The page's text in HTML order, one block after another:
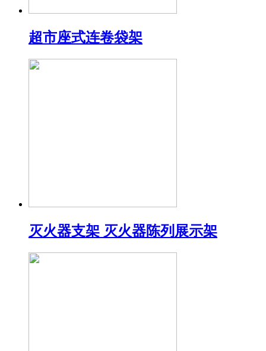
超市座式连卷袋架
灭火器支架 灭火器陈列展示架